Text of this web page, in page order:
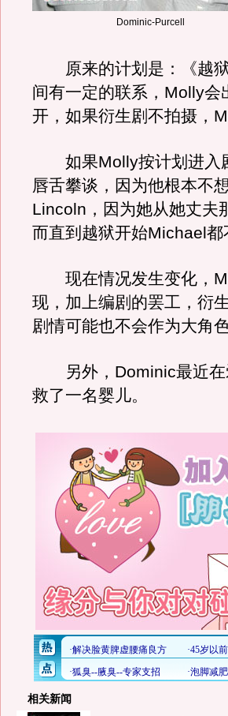
Dominic-Purcell
原来的计划是：《越狱
间有一定的联系，Molly
开，如果衍生剧不拍摄，
如果Molly按计划进入
唇舌攀谈，因为他根本不
Lincoln，因为她从她丈夫
而直到越狱开始Michael都
现在情况发生变化，
现，加上编剧的罢工，衍
剧情可能也不会作为大角色
另外，Dominic最近在
救了一名婴儿。
相关新闻